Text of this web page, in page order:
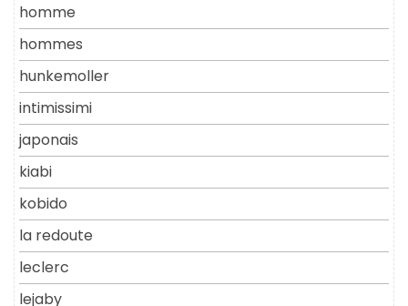
homme
hommes
hunkemoller
intimissimi
japonais
kiabi
kobido
la redoute
leclerc
lejaby